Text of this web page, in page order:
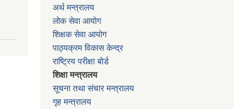
अर्थ मन्त्रालय
लोक सेवा आयोग
शिक्षक सेवा आयोग
पाठ्यक्रम विकास केन्द्र
राष्ट्रिय परीक्षा बोर्ड
शिक्षा मन्त्रालय
सूचना तथा संचार मन्त्रालय
गृह मन्त्रालय